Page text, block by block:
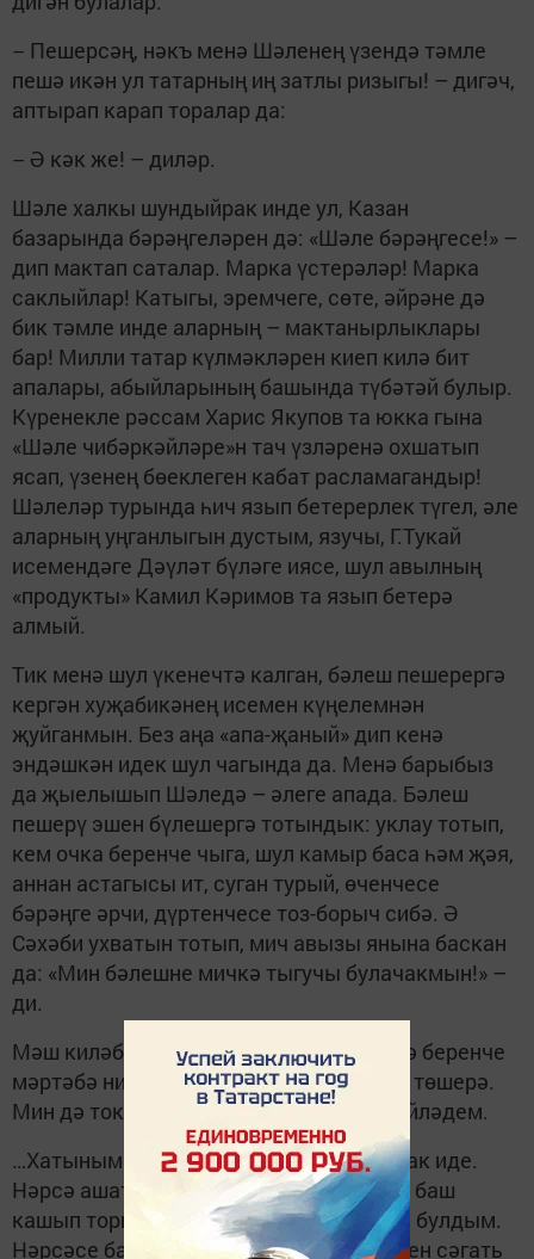
– Пешерсәң, нәкъ менә Шәленең үзендә тәмле
пешә икән ул татарның иң затлы ризыгы! – дигәч,
аптырап карап торалар да:
– Ә кәк же! – диләр.
Шәле халкы шундыйрак инде ул, Казан
базарында бәрәңгеләрен дә: «Шәле бәрәңгесе!» –
дип мактап саталар. Марка үстерәләр! Марка
саклыйлар! Катыгы, эремчеге, сөте, әйрәне дә
бик тәмле инде аларның – мактанырлыклары
бар! Милли татар күлмәкләрен киеп килә бит
апалары, абыйларының башында түбәтәй булыр.
Күренекле рәссам Харис Якупов та юкка гына
«Шәле чибәркәйләре»н тач үзләренә охшатып
ясап, үзенең бөеклеген кабат расламагандыр!
Шәлеләр турында һич язып бетерерлек түгел, әле
аларның уңганлыгын дустым, язучы, Г.Тукай
исемендәге Дәүләт бүләге иясе, шул авылның
«продукты» Камил Кәримов та язып бетерә
алмый.
Тик менә шул үкенечтә калган, бәлеш пешерергә
кергән хуҗабикәнең исемен күңелемнән
җуйганмын. Без аңа «апа-җаный» дип кенә
эндәшкән идек шул чагында да. Менә барыбыз
да җыелышып Шәледә – әлеге апада. Бәлеш
пешерү эшен бүлешергә тотындык: уклау тотып,
кем очка беренче чыга, шул камыр баса һәм җәя,
аннан астагысы ит, суган турый, өченчесе
бәрәңге әрчи, дүртенчесе тоз-борыч сибә. Ә
Сәхәби ухватын тотып, мич авызы янына баскан
да: «Мин бәлешне мичкә тыгучы булачакмын!» –
ди.
Мәш киләбез. Һәрберебез үз гомерендә беренче
мәртәбә нинди ризык пешергәнен искә төшерә.
Мин дә токмачлы аш пешергәнемне сөйләдем.
…Хатыным әниләренә кайтып киткән чак иде.
Нәрсә ашатыйм икән бу балаларга дип, баш
кашып торгач, токмачлы аш пешерергә булдым.
Нәрсәсе бар инде аны пешерүнең?.. Итен сәгать